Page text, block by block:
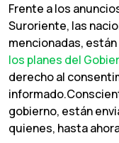
Frente a los
Suroriente, las
mencionadas, están
los planes del
derecho al
gobierno, están
quienes, hasta